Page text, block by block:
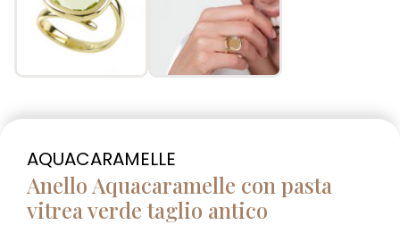
AQUACARAMELLE
Anello Aquacaramelle con pasta
vitrea verde taglio antico